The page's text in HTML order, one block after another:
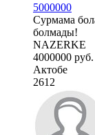
5000000
Сурмама
болмады!
NAZERKE
4000000 руб.
Актобе
2612